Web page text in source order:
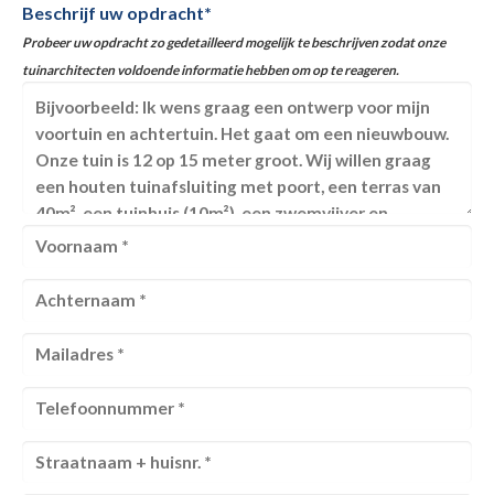
Beschrijf uw opdracht*
Probeer uw opdracht zo gedetailleerd mogelijk te beschrijven zodat onze
tuinarchitecten voldoende informatie hebben om op te reageren.